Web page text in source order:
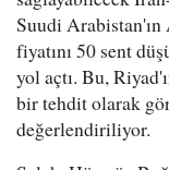
Suudi Arabistan'ın
fiyatını 50 sent
yol açtı. Bu,
bir tehdit olarak
değerlendiriliyor.